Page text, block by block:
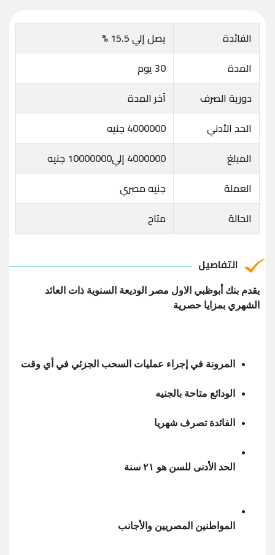
الفائدة
يصل إلي 15.5 %
المدة
30 يوم
دورية الصرف
آخر المدة
الحد الأدني
4000000 جنيه
المبلغ
4000000 إلي10000000 جنيه
العملة
جنيه مصري
الحالة
متاح
التفاصيل
يقدم بنك أبوظبي الاول مصر الوديعة السنوية ذات العائد
الشهري بمزايا حصرية
المرونة في إجراء عمليات السحب الجزئي في أي وقت
الودائع متاحة بالجنيه
الفائدة تصرف شهريا
الحد الأدنى للسن هو ٢١ سنة
المواطنين المصريين والأجانب